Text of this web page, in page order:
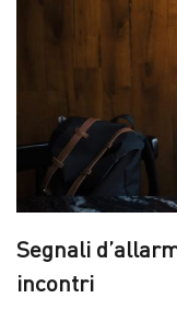
Segnali
incontri